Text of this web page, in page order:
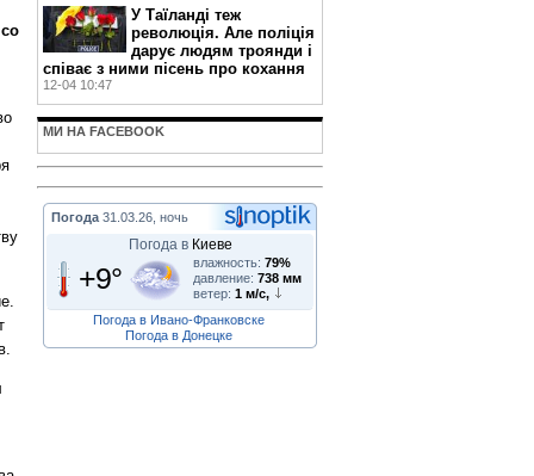
У Таїланді теж
революція. Але поліція
дарує людям троянди і
співає з ними пісень про кохання
12-04 10:47
МИ НА FACEBOOK
Погода 31.03.26, ночь
Погода в Киеве
+9° влажность: 79%
давление: 738 мм
ветер: 1 м/с,
Погода в Ивано-Франковске
Погода в Донецке